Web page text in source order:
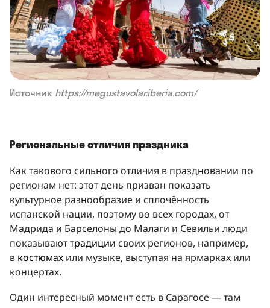
Источник https://megustavolar.iberia.com/
Региональные отличия праздника
Как такового сильного отличия в праздновании по
регионам нет: этот день призван показать
культурное разнообразие и сплочённость
испанской нации, поэтому во всех городах, от
Мадрида и Барселоны до Малаги и Севильи люди
показываюттрадиции своих регионов, например,
в костюмах или музыке, выступая на ярмарках или
концертах.
Один интересный момент есть в Сарагосе — там